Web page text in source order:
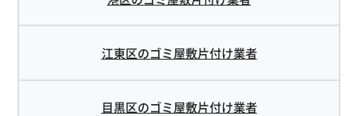
江東区のゴミ屋敷片付け業者
目黒区のゴミ屋敷片付け業者